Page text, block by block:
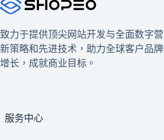
到
合
條
件
致力于提供顶尖网站开发与全面数字
新策略和先进技术，助力全球客户品
增长，成就商业目标。
服务中心